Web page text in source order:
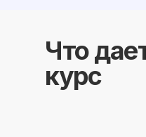
Что
курс